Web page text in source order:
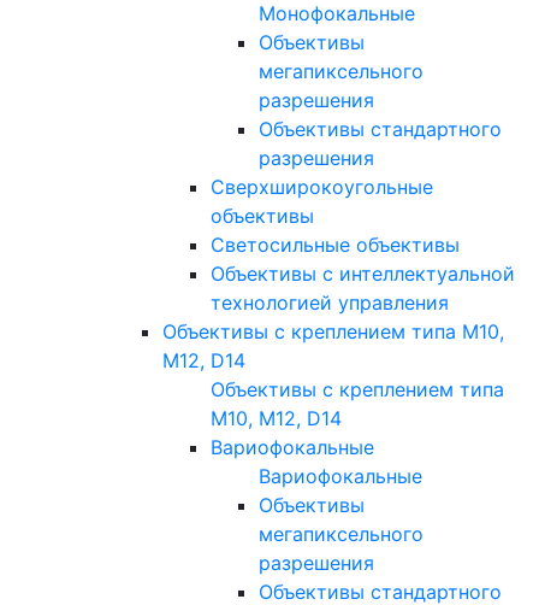
Монофокальные
Объективы
мегапиксельного
разрешения
Объективы стандартного
разрешения
Сверхширокоугольные
объективы
Светосильные объективы
Объективы с интеллектуальной
технологией управления
Объективы с креплением типа M10,
M12, D14
Объективы с креплением типа
M10, M12, D14
Вариофокальные
Вариофокальные
Объективы
мегапиксельного
разрешения
Объективы стандартного